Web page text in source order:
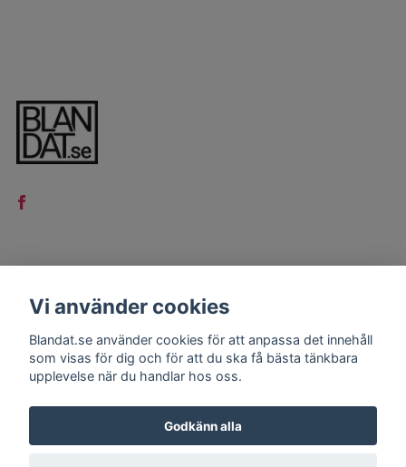
Kontakt
Köpvillkor
Vi använder cookies
Blandat.se använder cookies för att anpassa det innehåll
som visas för dig och för att du ska få bästa tänkbara
upplevelse när du handlar hos oss.
Godkänn alla